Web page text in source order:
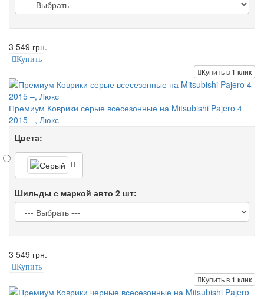
3 549 грн.
Купить
Купить в 1 клик
Премиум Коврики серые всесезонные на Mitsubishi Pajero 4
2015 –, Люкс
Цвета:
Шильды с маркой авто 2 шт:
3 549 грн.
Купить
Купить в 1 клик